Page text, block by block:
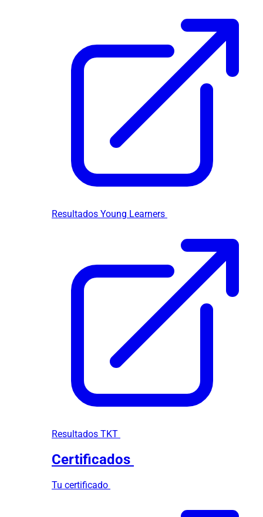
Resultados Young Learners
Resultados TKT
Certificados
Tu certificado